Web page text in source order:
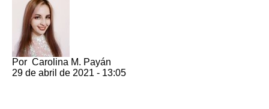
Por Carolina M. Payán
29 de abril de 2021 - 13:05